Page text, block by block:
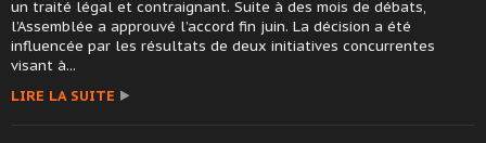
un traité légal et contraignant. Suite à des mois de débats,
l’Assemblée a approuvé l’accord fin juin. La décision a été
influencée par les résultats de deux initiatives concurrentes
visant à...
LIRE LA SUITE